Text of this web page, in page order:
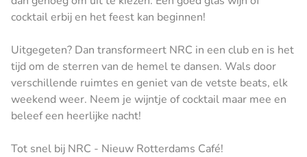
cocktail erbij en het feest kan beginnen!
Uitgegeten? Dan transformeert NRC in een club en is het
tijd om de sterren van de hemel te dansen. Wals door
verschillende ruimtes en geniet van de vetste beats, elk
weekend weer. Neem je wijntje of cocktail maar mee en
beleef een heerlijke nacht!
Tot snel bij NRC - Nieuw Rotterdams Café!